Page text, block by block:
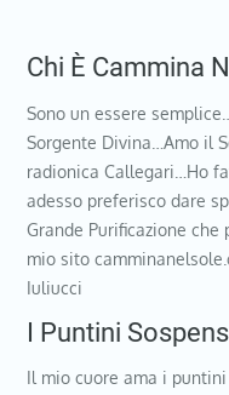
Chi È Cammina
Sono un essere
Sorgente Divina…Amo il
radionica Callegari…Ho
adesso preferisco dare
Grande Purificazione che
mio sito
Iuliucci
I Puntini
Il mio cuore ama i